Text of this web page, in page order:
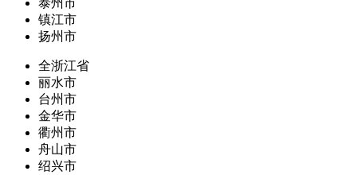
泰州市
镇江市
扬州市
全浙江省
丽水市
台州市
金华市
衢州市
舟山市
绍兴市